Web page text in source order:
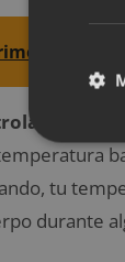
mes de
los
tu
durante